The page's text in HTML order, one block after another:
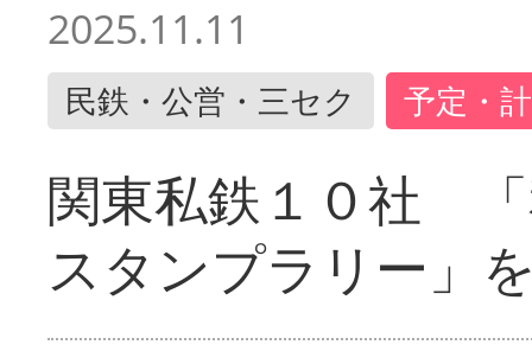
2025.11.11
民鉄・公営・三セク 予定・
関東私鉄１０社
スタンプラリー」